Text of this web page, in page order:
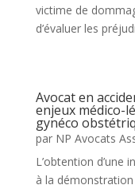
victime de
d’évaluer les
Avocat en
enjeux médico-
gynéco
par NP Avocats
L’obtention d’une
à la démonstration